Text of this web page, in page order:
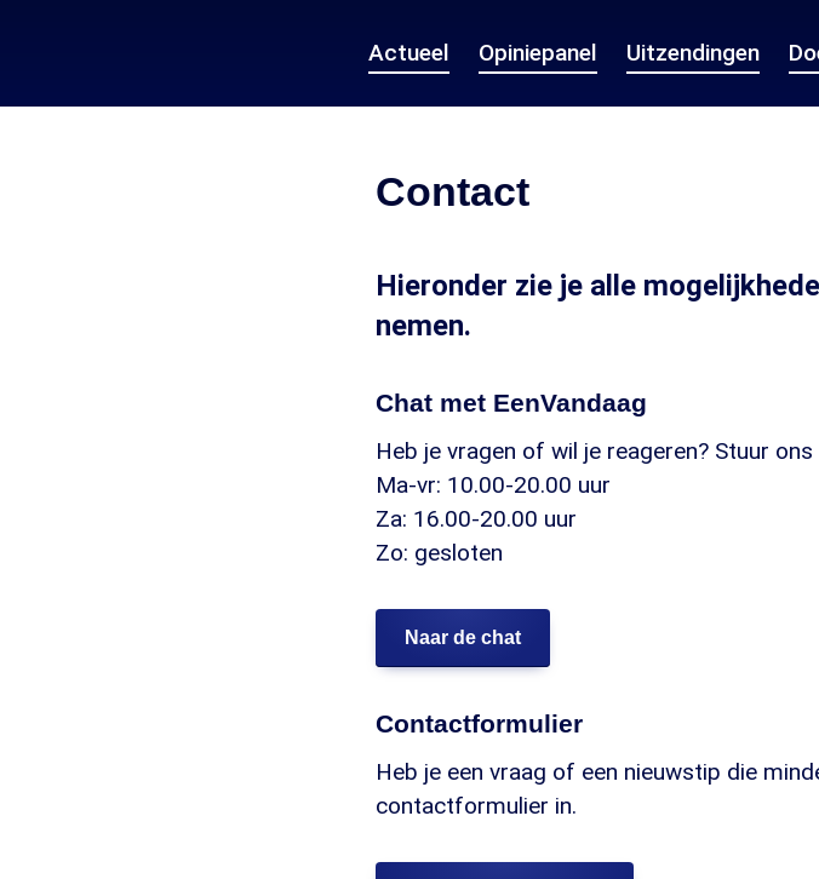
Actueel Opiniepanel Uitzendingen
Contact
Hieronder zie je alle
nemen.
Chat met EenVandaag
Heb je vragen of wil je reageren? Stuur
Ma-vr: 10.00-20.00 uur
Za: 16.00-20.00 uur
Zo: gesloten
Naar de chat
Contactformulier
Heb je een vraag of een nieuwstip die
contactformulier in.